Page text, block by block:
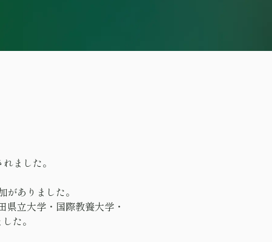
ました。
ありました。
立大学・国際教養大学・
た。